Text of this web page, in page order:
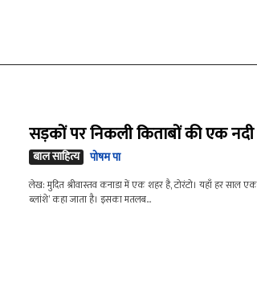
सड़कों पर निकली किताबों की एक नदी
बाल साहित्य पोषम पा
लेख: मुदित श्रीवास्तव कनाडा में एक शहर है, टोरंटो। यहाँ हर साल
ब्लांशे’ कहा जाता है। इसका मतलब...